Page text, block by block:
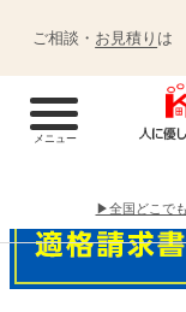
ご相談・ お見積り は
▶全国どこで